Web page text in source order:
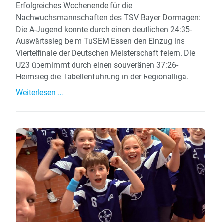
Erfolgreiches Wochenende für die
Nachwuchsmannschaften des TSV Bayer Dormagen:
Die A-Jugend konnte durch einen deutlichen 24:35-
Auswärtssieg beim TuSEM Essen den Einzug ins
Viertelfinale der Deutschen Meisterschaft feiern. Die
U23 übernimmt durch einen souveränen 37:26-
Heimsieg die Tabellenführung in der Regionalliga.
Weiterlesen …
im
Viertelfinale
der
Deutschen
Meisterschaft,
U23
übernimmt
Tabellenführung